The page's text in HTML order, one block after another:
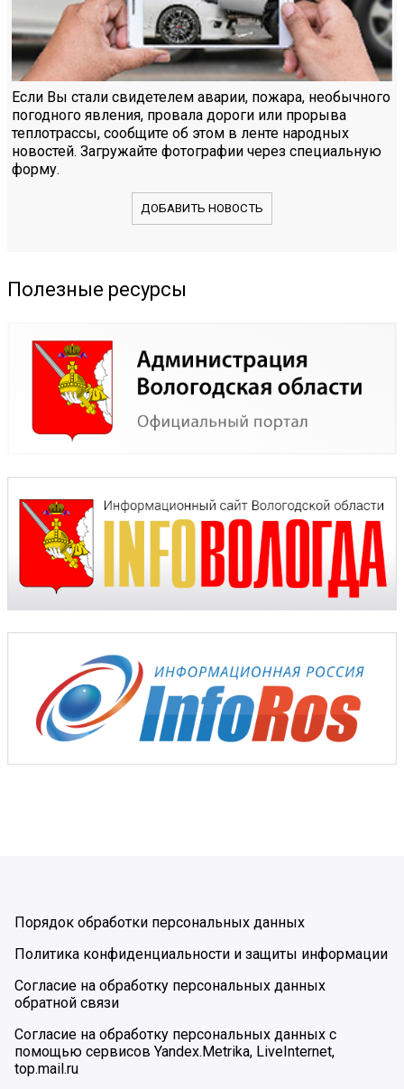
Если Вы стали свидетелем аварии, пожара, необычного
погодного явления, провала дороги или прорыва
теплотрассы, сообщите об этом в ленте народных
новостей. Загружайте фотографии через специальную
форму.
ДОБАВИТЬ НОВОСТЬ
Полезные ресурсы
Порядок обработки персональных данных
Политика конфиденциальности и защиты информации
Согласие на обработку персональных данных
обратной связи
Согласие на обработку персональных данных с
помощью сервисов Yandex.Metrika, LiveInternet,
top.mail.ru